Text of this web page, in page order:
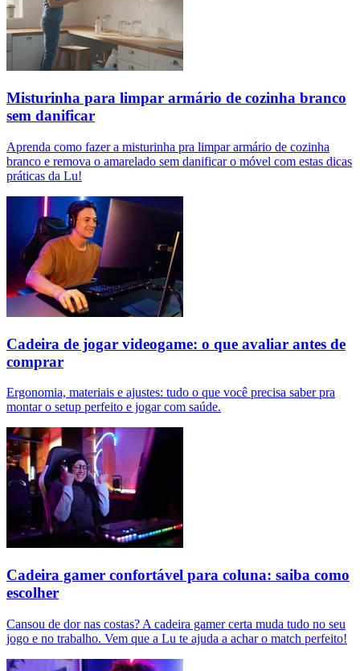
Misturinha para limpar armário de cozinha branco
sem danificar
Aprenda como fazer a misturinha pra limpar armário de cozinha
branco e remova o amarelado sem danificar o móvel com estas dicas
práticas da Lu!
Cadeira de jogar videogame: o que avaliar antes de
comprar
Ergonomia, materiais e ajustes: tudo o que você precisa saber pra
montar o setup perfeito e jogar com saúde.
Cadeira gamer confortável para coluna: saiba como
escolher
Cansou de dor nas costas? A cadeira gamer certa muda tudo no seu
jogo e no trabalho. Vem que a Lu te ajuda a achar o match perfeito!